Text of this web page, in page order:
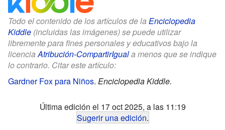
Todo el contenido de los artículos de la Enciclopedia
Kiddle (incluidas las imágenes) se puede utilizar
libremente para fines personales y educativos bajo la
licenciaAtribución-CompartirIguala menos que se indique
lo contrario. Citar este artículo:
Gardner Fox para Niños. Enciclopedia Kiddle.
Última edición el 17 oct 2025, a las 11:19
Sugerir una edición.